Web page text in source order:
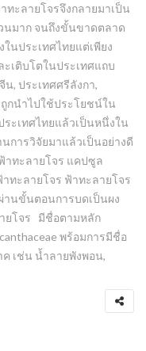
ะลายโจรจึงกลายมาเป็น
นมาก จนถึงขั้นขาดตลาด
ในประเทศไทยแต่เพียง
เติบโตในประเทศแถบ
น, ประเทศศรีลังกา,
กนำไปใช้ประโยชน์ใน
ะเทศไทยแล้วเป็นหนึ่งใน
การวิจัยมาแล้วเป็นอย่างดี
าทะลายโจร แคปซูล
ทะลายโจร ฟ้าทะลายโจร
นขั้นตอนการบดเป็นผง
ยโจร มีชื่อตามหลัก
พร้อมการมีชื่อ
เช่น น้ำลายพังพอน,